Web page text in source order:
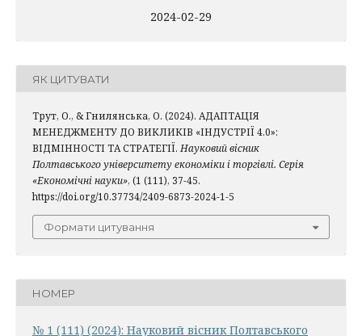
2024-02-29
ЯК ЦИТУВАТИ
Трут, О., & Гнилянська, О. (2024). АДАПТАЦІЯ
МЕНЕДЖМЕНТУ ДО ВИКЛИКІВ «ІНДУСТРІЇ 4.0»:
ВІДМІННОСТІ ТА СТРАТЕГІЇ. Науковий вісник
Полтавського університету економіки і торгівлі. Серія
«Економічні науки», (1 (111), 37-45.
https://doi.org/10.37734/2409-6873-2024-1-5
Формати цитування
НОМЕР
№ 1 (111) (2024): Науковий вісник Полтавського